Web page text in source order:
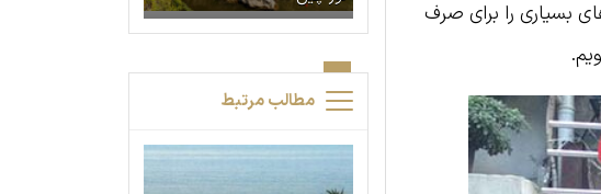
بسیاری را برای صرف
مطالب مرتبط